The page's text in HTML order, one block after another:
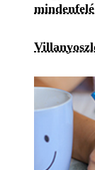
mindenfelé